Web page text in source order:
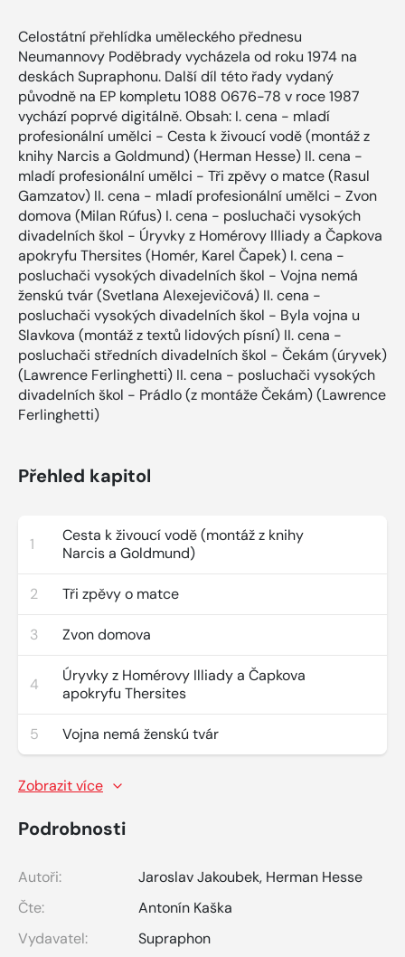
Celostátní přehlídka uměleckého přednesu
Neumannovy Poděbrady vycházela od roku 1974 na
deskách Supraphonu. Další díl této řady vydaný
původně na EP kompletu 1088 0676-78 v roce 1987
vychází poprvé digitálně. Obsah: I. cena - mladí
profesionální umělci - Cesta k živoucí vodě (montáž z
knihy Narcis a Goldmund) (Herman Hesse) II. cena -
mladí profesionální umělci - Tři zpěvy o matce (Rasul
Gamzatov) II. cena - mladí profesionální umělci - Zvon
domova (Milan Rúfus) I. cena - posluchači vysokých
divadelních škol - Úryvky z Homérovy Illiady a Čapkova
apokryfu Thersites (Homér, Karel Čapek) I. cena -
posluchači vysokých divadelních škol - Vojna nemá
ženskú tvár (Svetlana Alexejevičová) II. cena -
posluchači vysokých divadelních škol - Byla vojna u
Slavkova (montáž z textů lidových písní) II. cena -
posluchači středních divadelních škol - Čekám (úryvek)
(Lawrence Ferlinghetti) II. cena - posluchači vysokých
divadelních škol - Prádlo (z montáže Čekám) (Lawrence
Ferlinghetti)
Přehled kapitol
1
Cesta k živoucí vodě (montáž z knihy
Narcis a Goldmund)
2 Tři zpěvy o matce
3 Zvon domova
4
Úryvky z Homérovy Illiady a Čapkova
apokryfu Thersites
5 Vojna nemá ženskú tvár
Zobrazit více
Podrobnosti
Autoři: Jaroslav Jakoubek, Herman Hesse
Čte:
Antonín Kaška
Vydavatel:
Supraphon